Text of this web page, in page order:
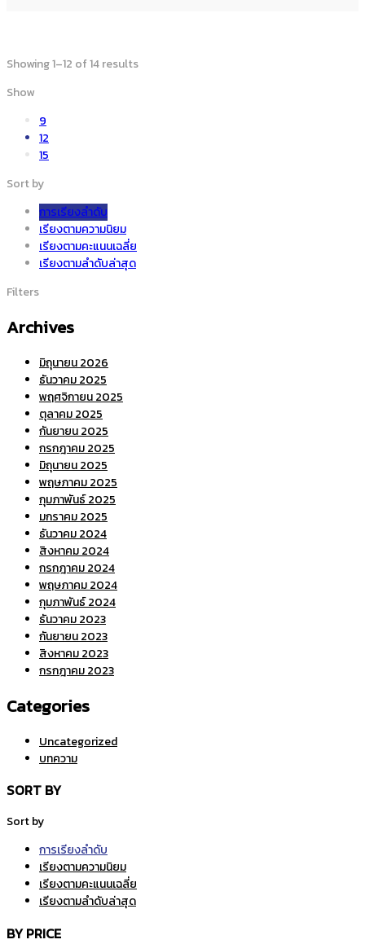
Showing 1–12 of 14 results
Show
9
12
15
Sort by
การเรียงลำดับ
เรียงตามความนิยม
เรียงตามคะแนนเฉลี่ย
เรียงตามลำดับล่าสุด
Filters
Archives
มิถุนายน 2026
ธันวาคม 2025
พฤศจิกายน 2025
ตุลาคม 2025
กันยายน 2025
กรกฎาคม 2025
มิถุนายน 2025
พฤษภาคม 2025
กุมภาพันธ์ 2025
มกราคม 2025
ธันวาคม 2024
สิงหาคม 2024
กรกฎาคม 2024
พฤษภาคม 2024
กุมภาพันธ์ 2024
ธันวาคม 2023
กันยายน 2023
สิงหาคม 2023
กรกฎาคม 2023
Categories
Uncategorized
บทความ
SORT BY
Sort by
การเรียงลำดับ
เรียงตามความนิยม
เรียงตามคะแนนเฉลี่ย
เรียงตามลำดับล่าสุด
BY PRICE